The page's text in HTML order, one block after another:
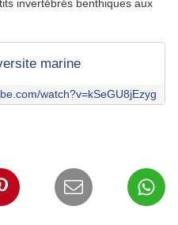
invertébrés benthiques aux
marine
watch?v=kSeGU8jEzyg